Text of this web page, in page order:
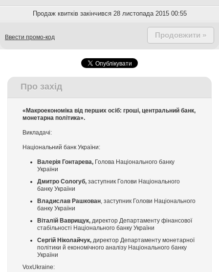
Продаж квитків закінчився 28 листопада 2015 00:55
Продовжити »
Ввести промо-код
Про захід
«Макроекономіка від перших осіб: гроші, центральний банк,
монетарна політика».
Викладачі:
Національний банк України:
Валерія Гонтарева, Голова Національного банку
України
Дмитро Сологуб, заступник Голови Національного
банку України
Владислав Рашкован , заступник Голови Національного
банку України
Віталій Ваврищук, директор Департаменту фінансової
стабільності Національного банку України
Сергій Ніколайчук, директор Департаменту монетарної
політики й економічного аналізу Національного банку
України
VoxUkraine: